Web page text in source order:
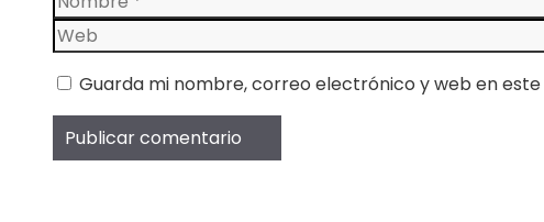
Guarda mi nombre, correo electrónico y web en